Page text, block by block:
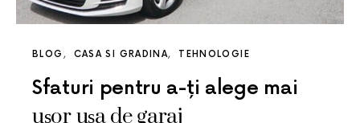
BLOG CASA SI GRADINA TEHNOLOGIE
Sfaturi pentru a-ți alege mai
ușor ușa de garaj